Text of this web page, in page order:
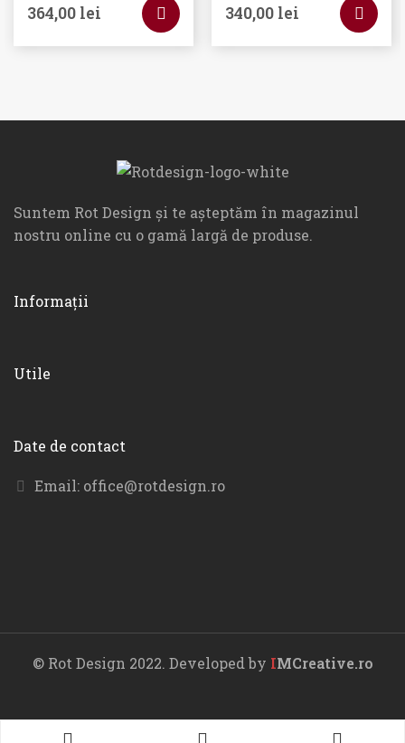
364,00 lei 340,00 lei
Suntem Rot Design și te așteptăm în magazinul
nostru online cu o gamă largă de produse.
Informații
Utile
Date de contact
Email: office@rotdesign.ro
© Rot Design 2022. Developed by IMCreative.ro